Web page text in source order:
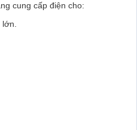
cung cấp điện cho: